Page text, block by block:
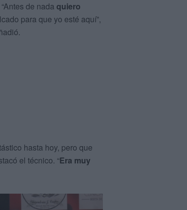
“Antes de nada quiero
para que yo esté aquí”,
hasta hoy, pero que
el técnico. “Era muy